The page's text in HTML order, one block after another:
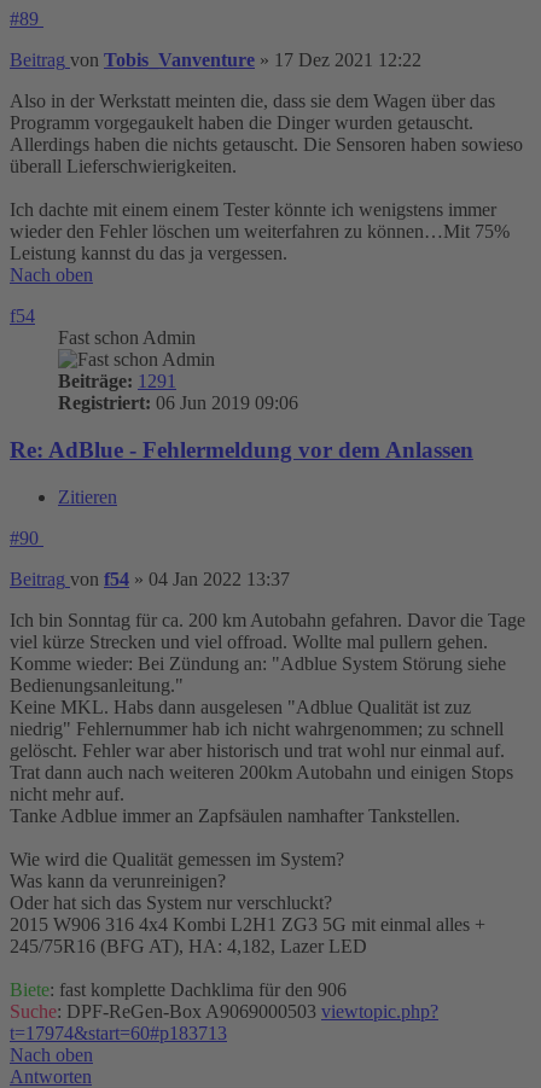
#89
Beitrag von Tobis_Vanventure » 17 Dez 2021 12:22
Also in der Werkstatt meinten die, dass sie dem Wagen über das
Programm vorgegaukelt haben die Dinger wurden getauscht.
Allerdings haben die nichts getauscht. Die Sensoren haben sowieso
überall Lieferschwierigkeiten.
Ich dachte mit einem einem Tester könnte ich wenigstens immer
wieder den Fehler löschen um weiterfahren zu können…Mit 75%
Leistung kannst du das ja vergessen.
Nach oben
f54
Fast schon Admin
Beiträge: 1291
Registriert: 06 Jun 2019 09:06
Re: AdBlue - Fehlermeldung vor dem Anlassen
Zitieren
#90
Beitrag von f54 » 04 Jan 2022 13:37
Ich bin Sonntag für ca. 200 km Autobahn gefahren. Davor die Tage
viel kürze Strecken und viel offroad. Wollte mal pullern gehen.
Komme wieder: Bei Zündung an: "Adblue System Störung siehe
Bedienungsanleitung."
Keine MKL. Habs dann ausgelesen "Adblue Qualität ist zuz
niedrig" Fehlernummer hab ich nicht wahrgenommen; zu schnell
gelöscht. Fehler war aber historisch und trat wohl nur einmal auf.
Trat dann auch nach weiteren 200km Autobahn und einigen Stops
nicht mehr auf.
Tanke Adblue immer an Zapfsäulen namhafter Tankstellen.
Wie wird die Qualität gemessen im System?
Was kann da verunreinigen?
Oder hat sich das System nur verschluckt?
2015 W906 316 4x4 Kombi L2H1 ZG3 5G mit einmal alles +
245/75R16 (BFG AT), HA: 4,182, Lazer LED
Biete: fast komplette Dachklima für den 906
Suche: DPF-ReGen-Box A9069000503 viewtopic.php?
t=17974&start=60#p183713
Nach oben
Antworten